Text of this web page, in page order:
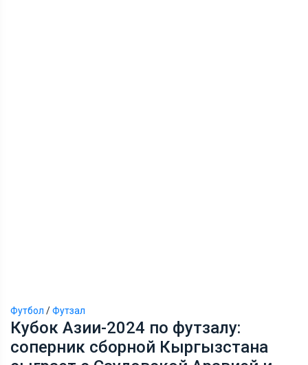
Футбол /Футзал
Кубок Азии-2024 по футзалу:
соперник сборной Кыргызстана